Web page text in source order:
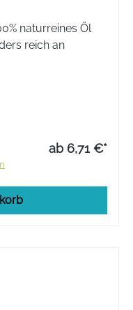
naturreines Öl
reich an
ab 6,71 €*